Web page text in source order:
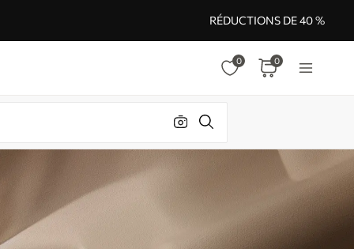
RÉDUCTIONS DE 40 %
0 0